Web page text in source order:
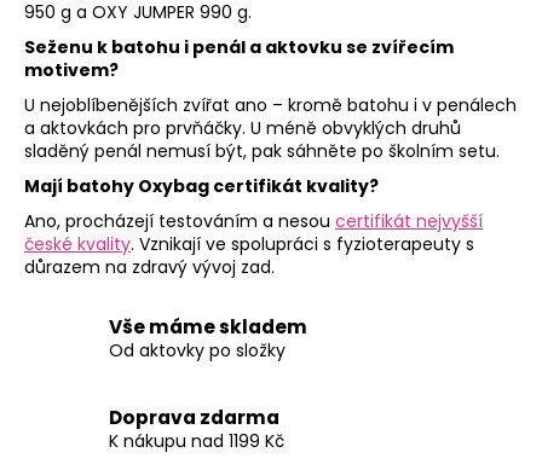
950 g a OXY JUMPER 990 g.
Seženu k batohu i penál a aktovku se zvířecím
motivem?
U nejoblíbenějších zvířat ano – kromě batohu i v penálech
a aktovkách pro prvňáčky. U méně obvyklých druhů
sladěný penál nemusí být, pak sáhněte po školním setu.
Mají batohy Oxybag certifikát kvality?
Ano, procházejí testováním a nesou certifikát nejvyšší
české kvality. Vznikají ve spolupráci s fyzioterapeuty s
důrazem na zdravý vývoj zad.
Vše máme skladem
Od aktovky po složky
Doprava zdarma
K nákupu nad 1199 Kč